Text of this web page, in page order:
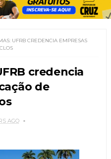
UFRB CREDENCIA EMPRESAS
credencia
de
AGO